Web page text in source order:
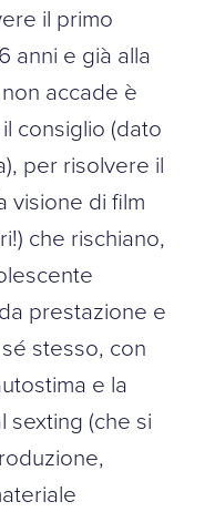
il primo
anni e già alla
accade è
consiglio (dato
per risolvere il
visione di film
che rischiano,
prestazione e
stesso, con
e la
sexting (che si